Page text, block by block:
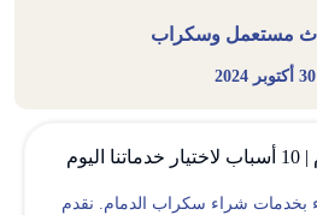
مستعمل وسكراب
30 أكتوبر 2024
بخدمات شراء سكراب الدمام. نقدم